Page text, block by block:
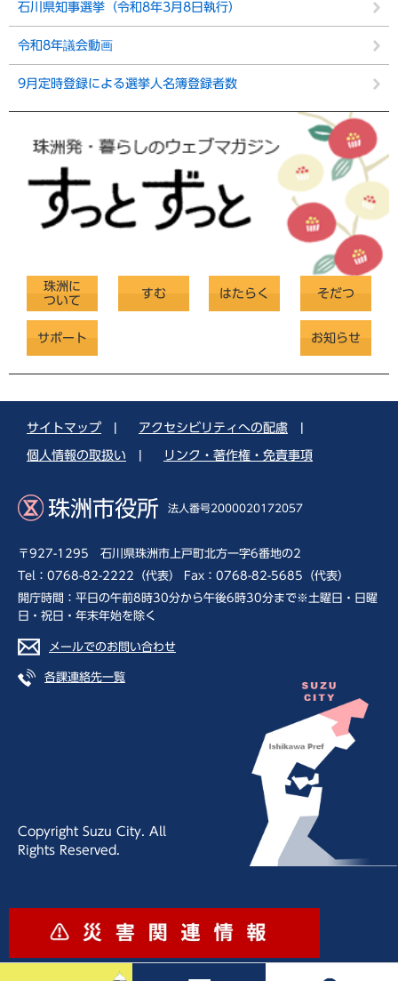
石川県知事選挙（令和8年3月8日執行）
令和8年議会動画
9月定時登録による選挙人名簿登録者数
珠洲に
ついて
すむ はたらく そだつ
サポート お知らせ
サイトマップ アクセシビリティへの配慮
個人情報の取扱い リンク・著作権・免責事項
珠洲市役所 法人番号2000020172057
〒927-1295 石川県珠洲市上戸町北方一字6番地の2
Tel：0768-82-2222（代表） Fax：0768-82-5685（代表）
開庁時間：平日の午前8時30分から午後6時30分まで※土曜日・日曜
日・祝日・年末年始を除く
メールでのお問い合わせ
各課連絡先一覧
Copyright Suzu City. All
Rights Reserved.